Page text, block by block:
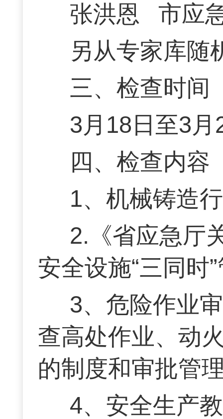
张洪恩 市应
另从专家库随
三、检查时间
3月18日至3月
四、检查内容
1、机械铸造
2.《省应急厅
安全设施“三同时
3、危险作业
查高处作业、动
的制度和审批管
4、安全生产